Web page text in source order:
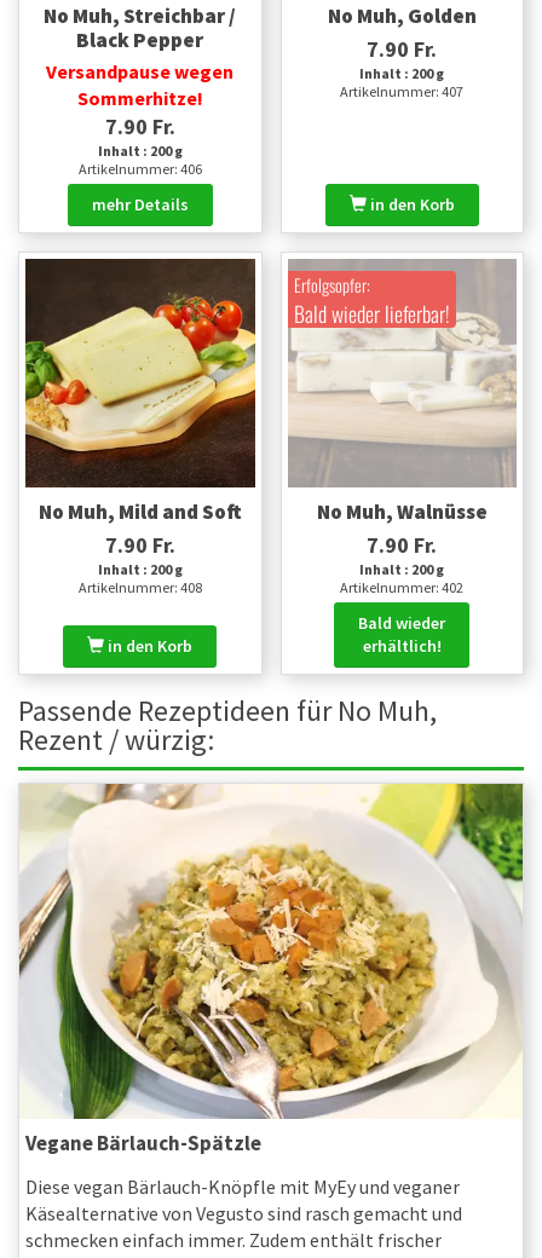
No Muh, Streichbar /
Black Pepper
Versandpause wegen
Sommerhitze!
7.90 Fr.
Inhalt : 200 g
Artikelnummer: 406
mehr Details
No Muh, Golden
7.90 Fr.
Inhalt : 200 g
Artikelnummer: 407
in den Korb
No Muh, Mild and Soft
7.90 Fr.
Inhalt : 200 g
Artikelnummer: 408
in den Korb
Erfolgsopfer:
Bald wieder lieferbar!
No Muh, Walnüsse
7.90 Fr.
Inhalt : 200 g
Artikelnummer: 402
Bald wieder
erhältlich!
Passende Rezeptideen für No Muh,
Rezent / würzig:
Vegane Bärlauch-Spätzle
Diese vegan Bärlauch-Knöpfle mit MyEy und veganer
Käsealternative von Vegusto sind rasch gemacht und
schmecken einfach immer. Zudem enthält frischer